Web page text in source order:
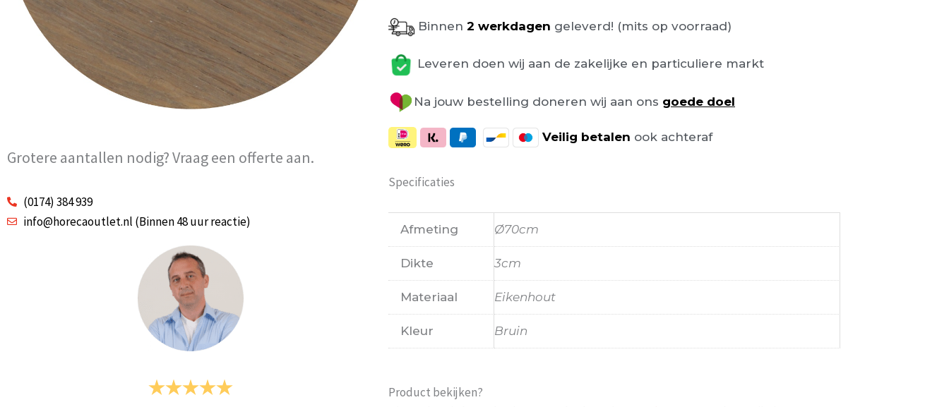
Grotere aantallen nodig? Vraag een offerte aan.
(0174) 384 939
info@horecaoutlet.nl (Binnen 48 uur reactie)
Binnen 2 werkdagen geleverd! (mits op voorraad)
Leveren doen wij aan de zakelijke en particuliere markt
Na jouw bestelling doneren wij aan ons goede doel
Veilig betalen ook achteraf
Specificaties
Afmeting Ø70cm
Dikte 3cm
Materiaal Eikenhout
Kleur Bruin
Product bekijken?